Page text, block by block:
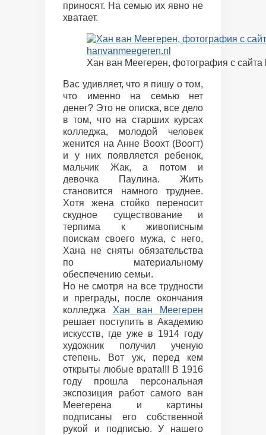
приносят. На семью их явно не
хватает.
Хан ван Меегерен, фотография с сайта
Вас удивляет, что я пишу о том,
что именно на семью нет
денег? Это не описка, все дело
в том, что на старших курсах
колледжа, молодой человек
женится на Анне Воохт (Воогт)
и у них появляется ребенок,
мальчик Жак, а потом и
девочка Паулина. Жить
становится намного труднее.
Хотя жена стойко переносит
скудное существование и
терпима к живописным
поискам своего мужа, с него,
Хана не сняты обязательства
по материальному
обеспечению семьи.
Но не смотря на все трудности
и преграды, после окончания
колледжа Хан ван Меегерен
решает поступить в Академию
искусств, где уже в 1914 году
художник получил ученую
степень. Вот уж, перед кем
открыты любые врата!!! В 1916
году прошла персональная
экспозиция работ самого ван
Меегерена и картины
подписаны его собственной
рукой и подписью. У нашего